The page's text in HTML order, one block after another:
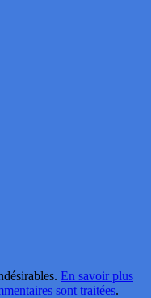
En savoir plus
sont traitées.